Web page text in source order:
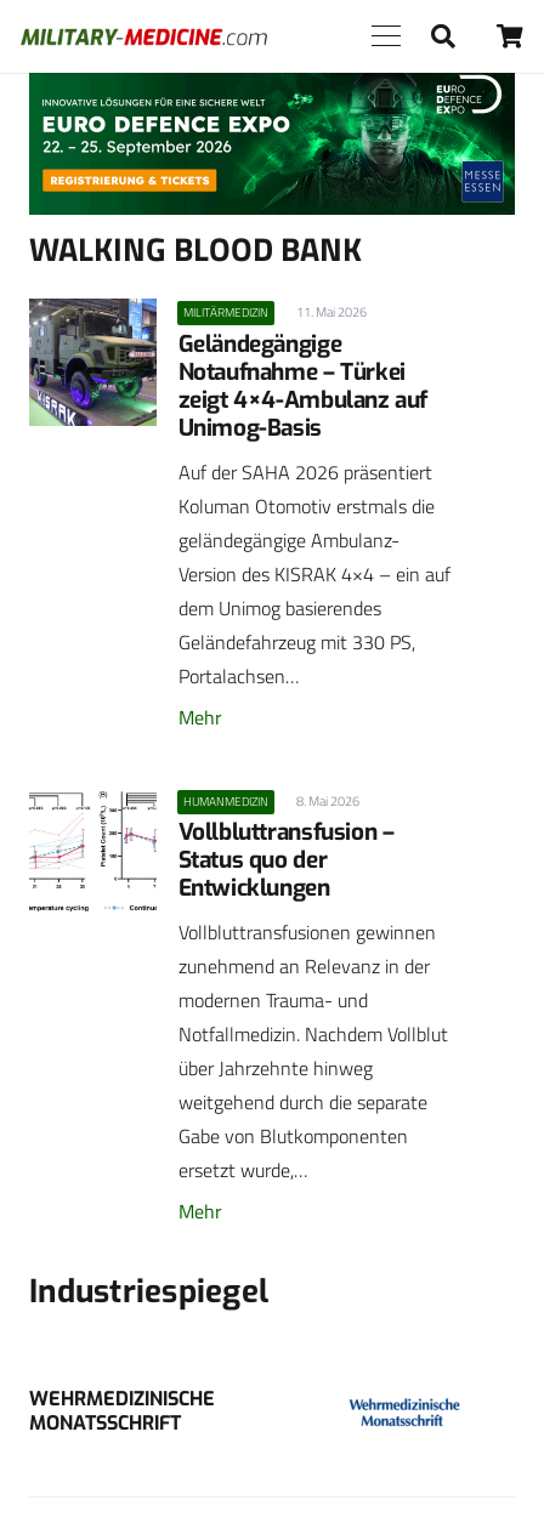
Anzeige
WALKING BLOOD BANK
MILITÄRMEDIZIN 11. Mai 2026
Geländegängige
Notaufnahme – Türkei
zeigt 4×4-Ambulanz auf
Unimog-Basis
Auf der SAHA 2026 präsentiert
Koluman Otomotiv erstmals die
geländegängige Ambulanz-
Version des KISRAK 4×4 – ein auf
dem Unimog basierendes
Geländefahrzeug mit 330 PS,
Portalachsen…
Mehr
HUMANMEDIZIN 8. Mai 2026
Vollbluttransfusion –
Status quo der
Entwicklungen
Vollbluttransfusionen gewinnen
zunehmend an Relevanz in der
modernen Trauma- und
Notfallmedizin. Nachdem Vollblut
über Jahrzehnte hinweg
weitgehend durch die separate
Gabe von Blutkomponenten
ersetzt wurde,…
Mehr
Industriespiegel
WEHRMEDIZINISCHE
MONATSSCHRIFT